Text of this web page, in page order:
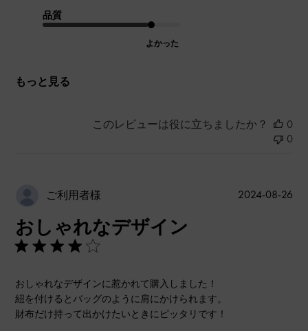
品質
よかった
もっと見る
このレビューは役に立ちましたか？
0
0
ご利用者様
おしゃれなデザイン
おしゃれなデザインに惹かれて購入しました！
紐を付けるとバッグのように肩にかけられます。
財布だけ持って出かけたいときにピッタリです！
公
2024-08-26